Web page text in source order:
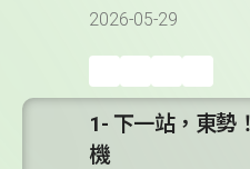
2026-05-29
1- 下一站，東勢
機